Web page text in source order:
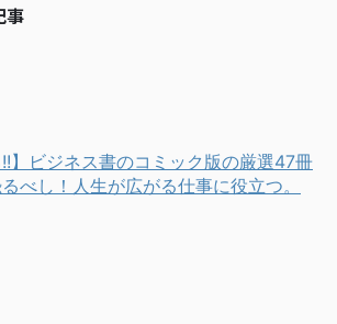
事
!!】ビジネス書のコミック版の厳選47冊
べし！人生が広がる仕事に役立つ。